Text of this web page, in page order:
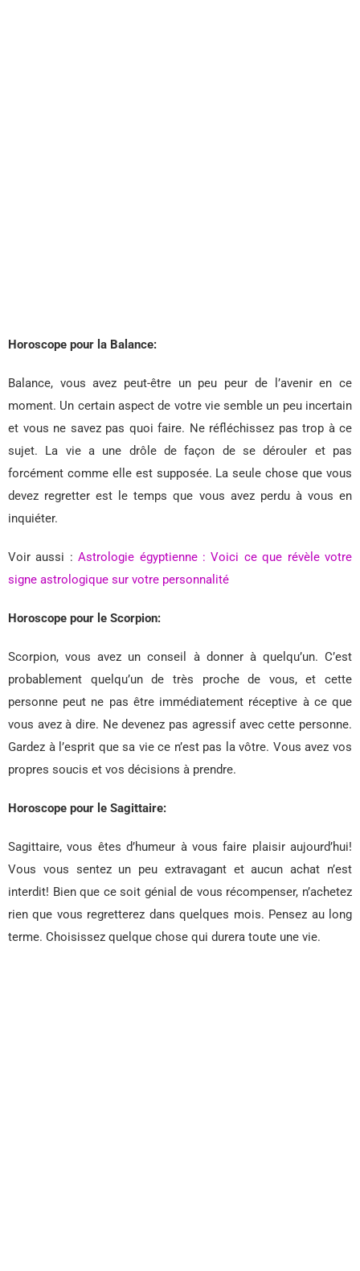
Horoscope pour la Balance:
Balance, vous avez peut-être un peu peur de l’avenir en ce
moment. Un certain aspect de votre vie semble un peu incertain
et vous ne savez pas quoi faire. Ne réfléchissez pas trop à ce
sujet. La vie a une drôle de façon de se dérouler et pas
forcément comme elle est supposée. La seule chose que vous
devez regretter est le temps que vous avez perdu à vous en
inquiéter.
Voir aussi :Astrologie égyptienne : Voici ce que révèle votre
signe astrologique sur votre personnalité
Horoscope pour le Scorpion:
Scorpion, vous avez un conseil à donner à quelqu’un. C’est
probablement quelqu’un de très proche de vous, et cette
personne peut ne pas être immédiatement réceptive à ce que
vous avez à dire. Ne devenez pas agressif avec cette personne.
Gardez à l’esprit que sa vie ce n’est pas la vôtre. Vous avez vos
propres soucis et vos décisions à prendre.
Horoscope pour le Sagittaire:
Sagittaire, vous êtes d’humeur à vous faire plaisir aujourd’hui!
Vous vous sentez un peu extravagant et aucun achat n’est
interdit! Bien que ce soit génial de vous récompenser, n’achetez
rien que vous regretterez dans quelques mois. Pensez au long
terme. Choisissez quelque chose qui durera toute une vie.